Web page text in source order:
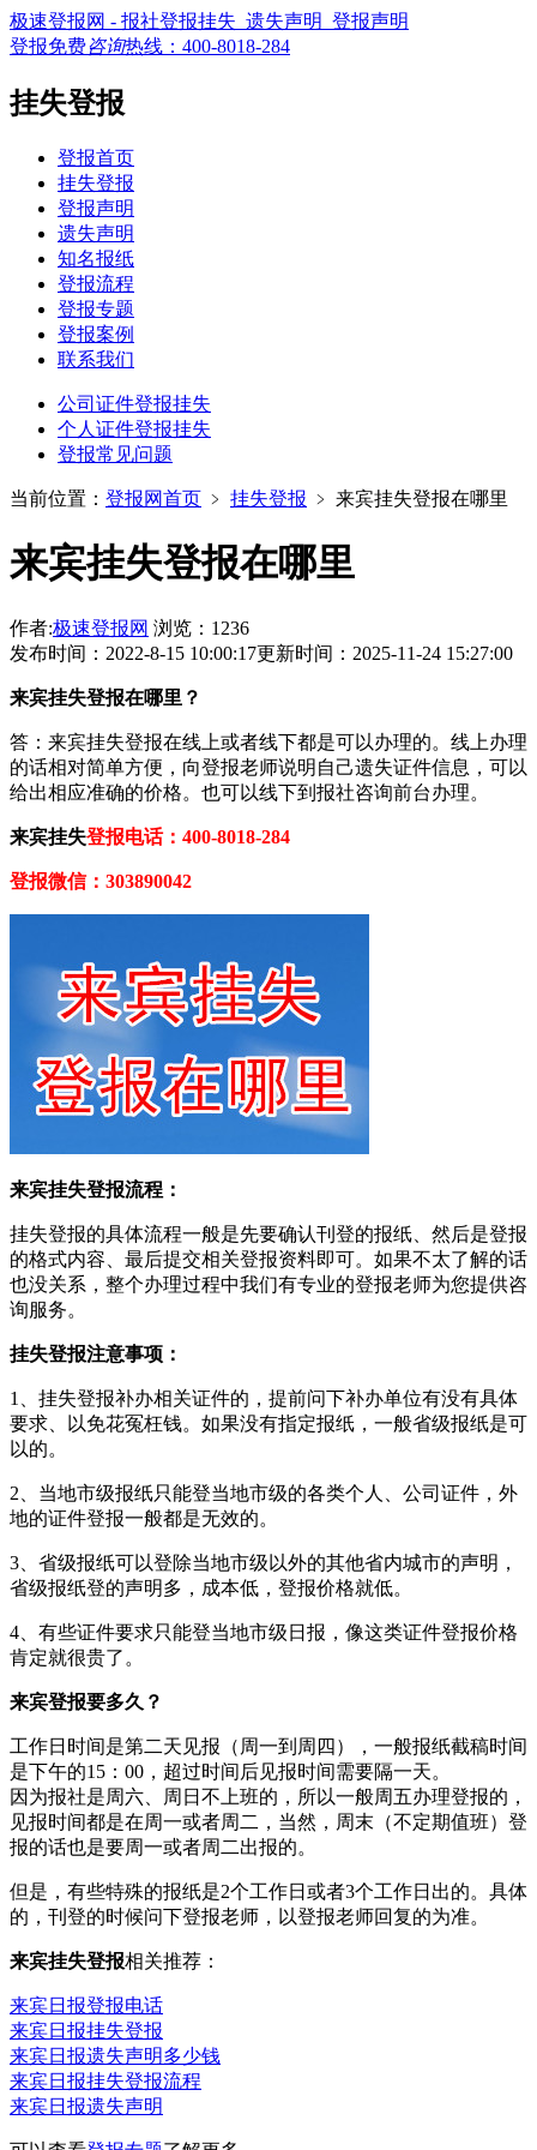
极速登报网 - 报社登报挂失_遗失声明_登报声明
登报免费咨询热线： 400-8018-284
挂失登报
登报首页
挂失登报
登报声明
遗失声明
知名报纸
登报流程
登报专题
登报案例
联系我们
公司证件登报挂失
个人证件登报挂失
登报常见问题
当前位置： 登报网首页 ﹥ 挂失登报 ﹥ 来宾挂失登报在哪里
来宾挂失登报在哪里
作者:极速登报网 浏览：1236
发布时间：2022-8-15 10:00:17更新时间：2025-11-24 15:27:00
来宾挂失登报在哪里？
答：来宾挂失登报在线上或者线下都是可以办理的。线上办理
的话相对简单方便，向登报老师说明自己遗失证件信息，可以
给出相应准确的价格。也可以线下到报社咨询前台办理。
来宾挂失登报电话：400-8018-284
登报微信：303890042
来宾挂失登报流程：
挂失登报的具体流程一般是先要确认刊登的报纸、然后是登报
的格式内容、最后提交相关登报资料即可。如果不太了解的话
也没关系，整个办理过程中我们有专业的登报老师为您提供咨
询服务。
挂失登报注意事项：
1、挂失登报补办相关证件的，提前问下补办单位有没有具体
要求、以免花冤枉钱。如果没有指定报纸，一般省级报纸是可
以的。
2、当地市级报纸只能登当地市级的各类个人、公司证件，外
地的证件登报一般都是无效的。
3、省级报纸可以登除当地市级以外的其他省内城市的声明，
省级报纸登的声明多，成本低，登报价格就低。
4、有些证件要求只能登当地市级日报，像这类证件登报价格
肯定就很贵了。
来宾登报要多久？
工作日时间是第二天见报（周一到周四），一般报纸截稿时间
是下午的15：00，超过时间后见报时间需要隔一天。
因为报社是周六、周日不上班的，所以一般周五办理登报的，
见报时间都是在周一或者周二，当然，周末（不定期值班）登
报的话也是要周一或者周二出报的。
但是，有些特殊的报纸是2个工作日或者3个工作日出的。具体
的，刊登的时候问下登报老师，以登报老师回复的为准。
来宾挂失登报相关推荐：
来宾日报登报电话
来宾日报挂失登报
来宾日报遗失声明多少钱
来宾日报挂失登报流程
来宾日报遗失声明